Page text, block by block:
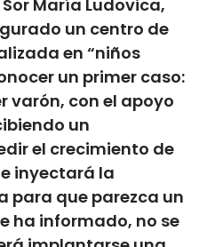
María Ludovica,
un centro de
en “niños
un primer caso:
varón, con el apoyo
un
el crecimiento de
inyectará la
para que parezca un
ha informado, no se